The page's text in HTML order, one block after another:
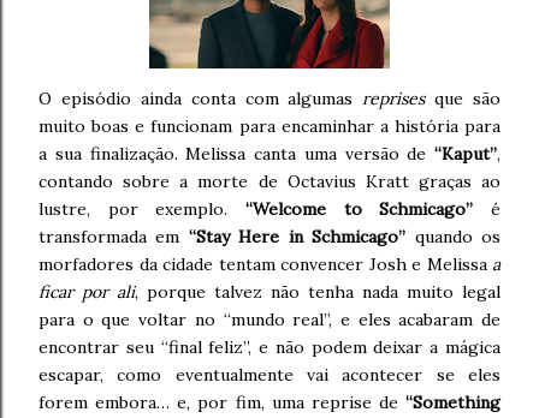
O episódio ainda conta com algumasreprisesque são
muito boas e funcionam para encaminhar a história para
a sua finalização. Melissa canta uma versão de “Kaput”,
contando sobre a morte de Octavius Kratt graças ao
lustre, por exemplo. “Welcome to Schmicago” é
transformada em “Stay Here in Schmicago” quando os
morfadores da cidade tentam convencer Josh e Melissa a
ficar por ali, porque talvez não tenha nada muito legal
para o que voltar no “mundo real”, e eles acabaram de
encontrar seu “final feliz”, e não podem deixar a mágica
escapar, como eventualmente vai acontecer se eles
forem embora… e, por fim, uma reprise de “Something